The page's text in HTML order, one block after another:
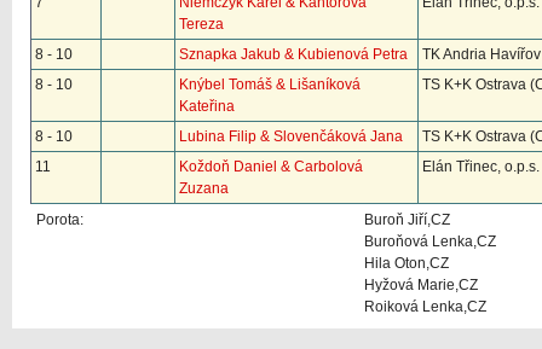
Tereza
8 - 10 Sznapka Jakub & Kubienová Petra
TK Andria
8 - 10
Knýbel Tomáš & Lišaníková
Kateřina
TS K+K Ostrava
8 - 10 Lubina Filip & Slovenčáková Jana
TS K+K Ostrava
11
Koždoň Daniel & Carbolová
Zuzana
Elán Třinec,
Porota:
Buroň Jiří,CZ
Buroňová Lenka,CZ
Hila Oton,CZ
Hyžová Marie,CZ
Roiková Lenka,CZ